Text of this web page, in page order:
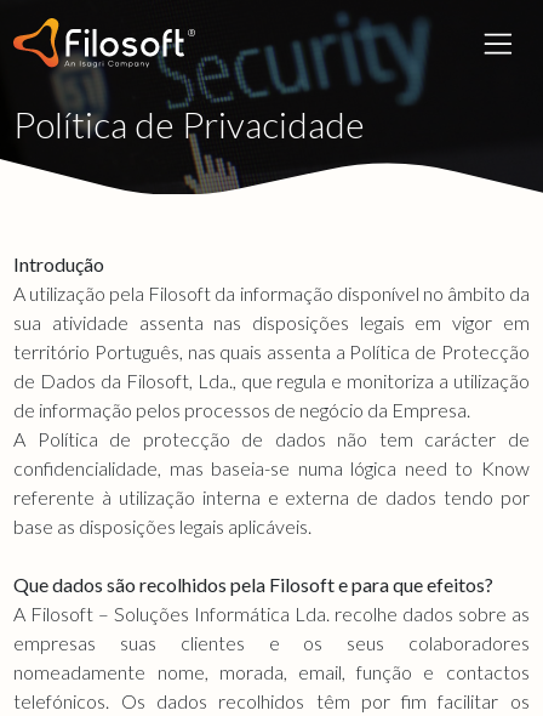
Política de Privacidade
Introdução
A utilização pela Filosoft da informação disponível no âmbito da
sua atividade assenta nas disposições legais em vigor em
território Português, nas quais assenta a Política de Protecção
de Dados da Filosoft, Lda., que regula e monitoriza a utilização
de informação pelos processos de negócio da Empresa.
A Política de protecção de dados não tem carácter de
confidencialidade, mas baseia-se numa lógica need to Know
referente à utilização interna e externa de dados tendo por
base as disposições legais aplicáveis.
Que dados são recolhidos pela Filosoft e para que efeitos?
A Filosoft – Soluções Informática Lda. recolhe dados sobre as
empresas suas clientes e os seus colaboradores
nomeadamente nome, morada, email, função e contactos
telefónicos. Os dados recolhidos têm por fim facilitar os